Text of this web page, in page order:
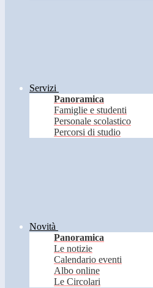
Servizi
Panoramica
Famiglie e studenti
Personale scolastico
Percorsi di studio
Novità
Panoramica
Le notizie
Calendario eventi
Albo online
Le Circolari